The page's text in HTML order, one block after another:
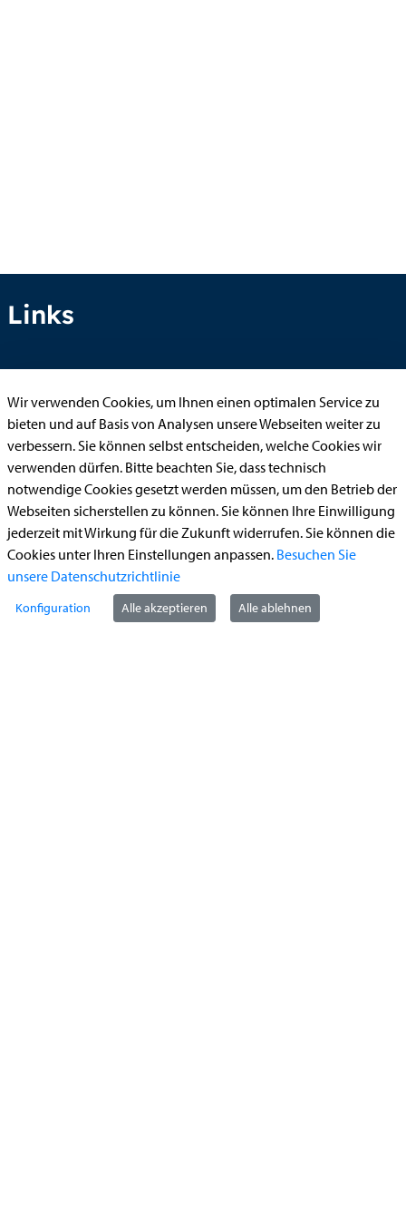
Links
Aufenthaltserlaubnis
Bauantrag
Begleitetes Fahren ab 17 (Erstantrag)
Führerschein (Umtausch)
Reiterplakette (Verlängerungsantrag online)
Ummeldung zugelassenes Fahrzeug
Kontakt
Wir verwenden Cookies, um Ihnen einen optimalen Service zu
bieten und auf Basis von Analysen unsere Webseiten weiter zu
verbessern. Sie können selbst entscheiden, welche Cookies wir
verwenden dürfen. Bitte beachten Sie, dass technisch
notwendige Cookies gesetzt werden müssen, um den Betrieb der
Webseiten sicherstellen zu können. Sie können Ihre Einwilligung
jederzeit mit Wirkung für die Zukunft widerrufen. Sie können die
Cookies unter Ihren Einstellungen anpassen. Besuchen Sie
unsere Datenschutzrichtlinie
Konfiguration Alle akzeptieren Alle ablehnen